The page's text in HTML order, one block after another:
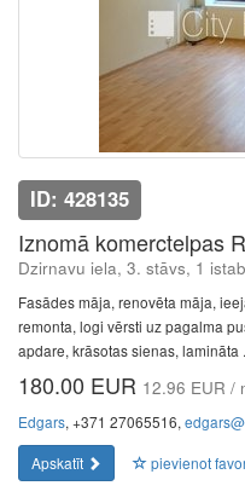
ID: 428135
Iznomā komerctelpas
Dzirnavu iela, 3. stāvs, 1
Fasādes māja, renovēta māja,
remonta, logi vērsti uz pagalma
apdare, krāsotas sienas, lamināta
180.00 EUR 12.96 EUR /
Edgars, +371 27065516,
Apskatīt
pievienot